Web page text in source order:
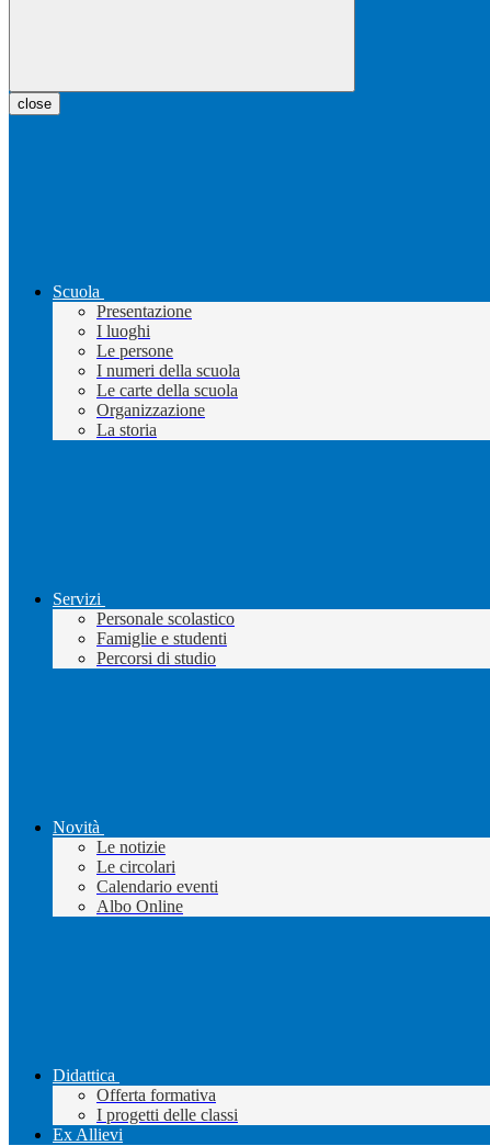
close
Scuola
Presentazione
I luoghi
Le persone
I numeri della scuola
Le carte della scuola
Organizzazione
La storia
Servizi
Personale scolastico
Famiglie e studenti
Percorsi di studio
Novità
Le notizie
Le circolari
Calendario eventi
Albo Online
Didattica
Offerta formativa
I progetti delle classi
Ex Allievi